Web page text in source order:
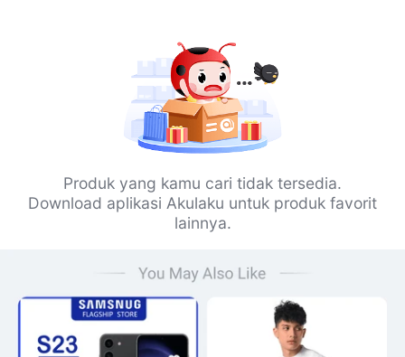
Produk yang kamu cari tidak tersedia.
Download aplikasi Akulaku untuk produk favorit
lainnya.